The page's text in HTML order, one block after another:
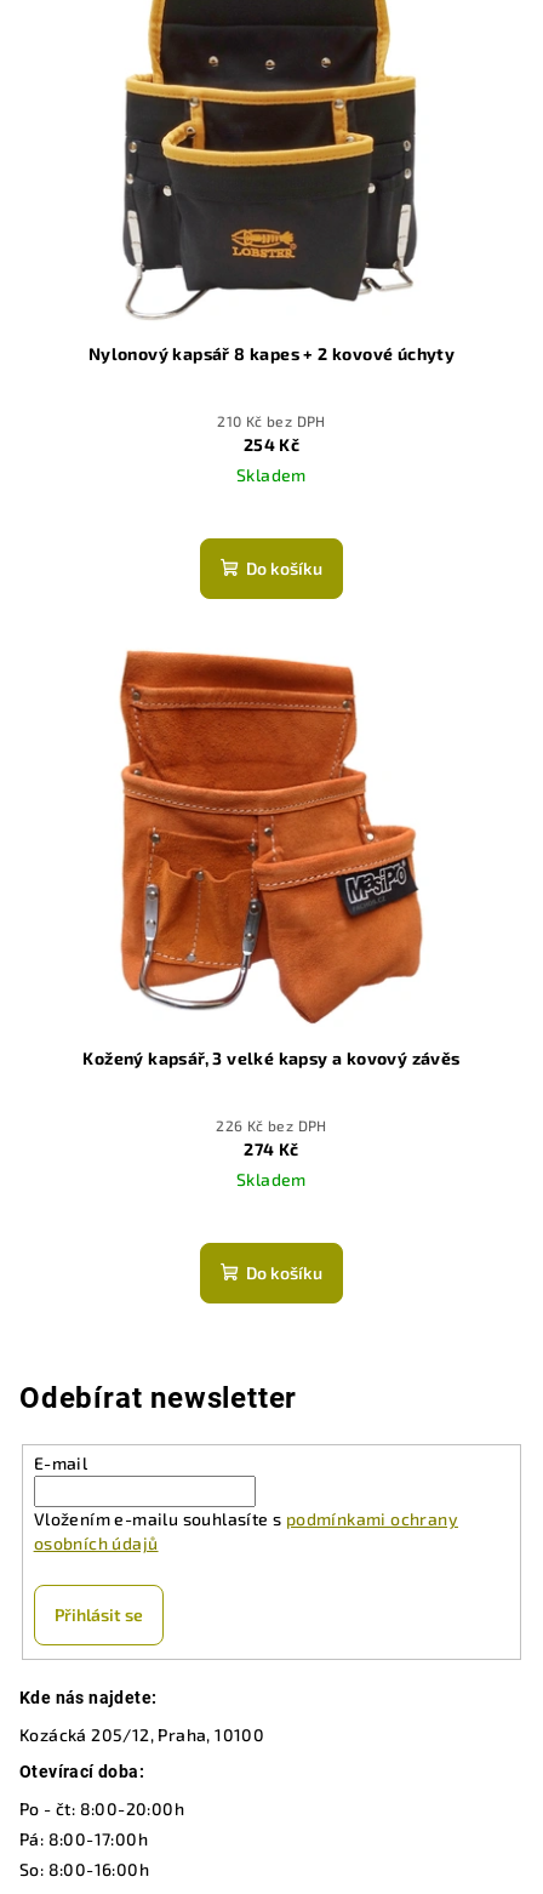
Nylonový kapsář 8 kapes + 2 kovové úchyty
210 Kč bez DPH
254 Kč
Skladem
Do košíku
Kožený kapsář, 3 velké kapsy a kovový závěs
226 Kč bez DPH
274 Kč
Skladem
hodnocení
produktu
hvězdiček.
Do košíku
Odebírat newsletter
E-mail
Vložením e-mailu souhlasíte s podmínkami ochrany
osobních údajů
Přihlásit se
Kde nás najdete:
Kozácká 205/12, Praha, 10100
Otevírací doba:
Po - čt: 8:00-20:00h
Pá: 8:00-17:00h
So: 8:00-16:00h